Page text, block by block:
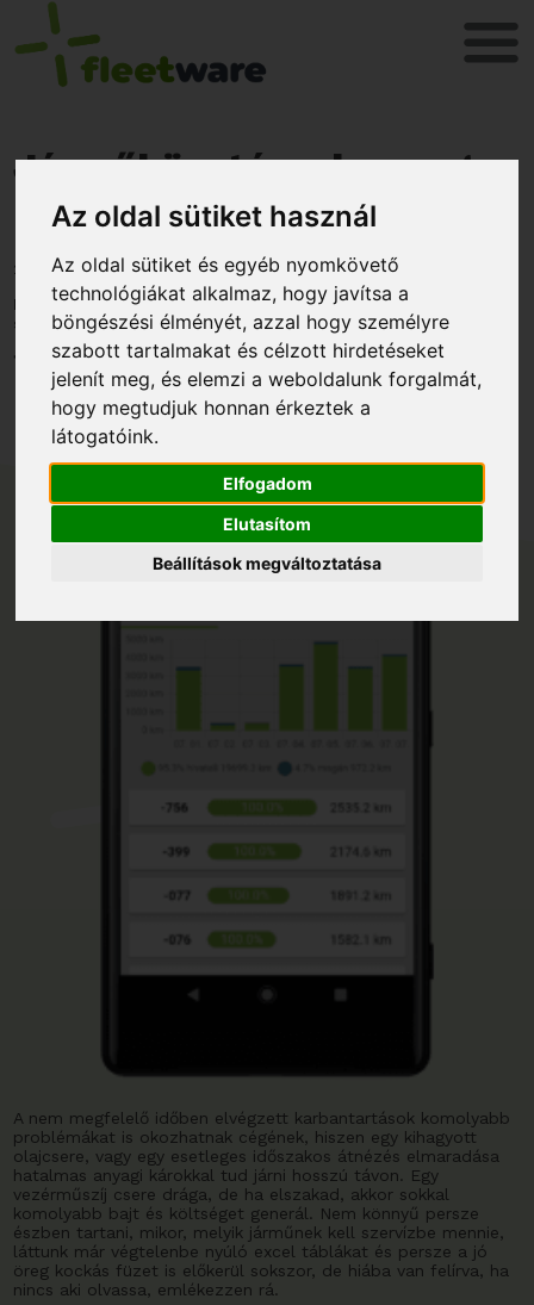
Az oldal sütiket használ
Az oldal sütiket és egyéb nyomkövető
technológiákat alkalmaz, hogy javítsa a
böngészési élményét, azzal hogy személyre
szabott tartalmakat és célzott hirdetéseket
jelenít meg, és elemzi a weboldalunk forgalmát,
hogy megtudjuk honnan érkeztek a
látogatóink.
Elfogadom
Elutasítom
Beállítások megváltoztatása
Járműkövetéssel a magas
költségek ellen
2022. augusztus 26.
Hogy hogyan tudunk önnek segíteni üzemanyagot vagy
szervízköltséget spórolni?
1- Karbantartások elmaradása
A nem megfelelő időben elvégzett karbantartások komolyabb
problémákat is okozhatnak cégének, hiszen egy kihagyott
olajcsere, vagy egy esetleges időszakos átnézés elmaradása
hatalmas anyagi károkkal tud járni hosszú távon. Egy
vezérműszíj csere drága, de ha elszakad, akkor sokkal
komolyabb bajt és költséget generál. Nem könnyű persze
észben tartani, mikor, melyik járműnek kell szervízbe mennie,
láttunk már végtelenbe nyúló excel táblákat és persze a jó
öreg kockás füzet is előkerül sokszor, de hiába van felírva, ha
nincs aki olvassa, emlékezzen rá.